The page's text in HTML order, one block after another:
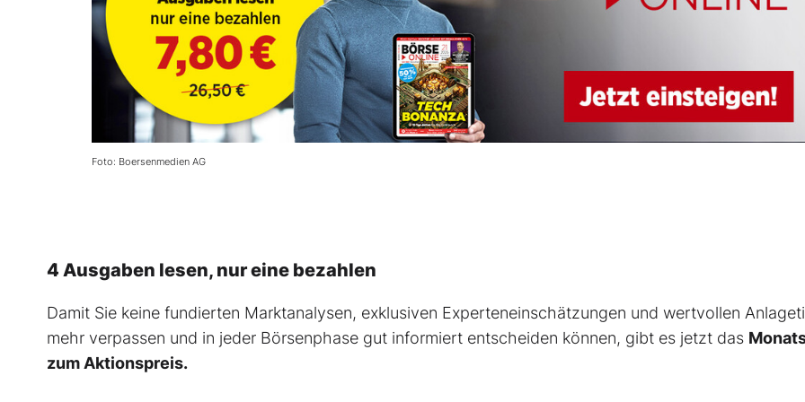
Foto: Boersenmedien AG
4 Ausgaben lesen, nur eine bezahlen
Damit Sie keine fundierten Marktanalysen, exklusiven Experteneinschätzungen und wertvollen
mehr verpassen und in jeder Börsenphase gut informiert entscheiden können, gibt es jetzt das
zum Aktionspreis.